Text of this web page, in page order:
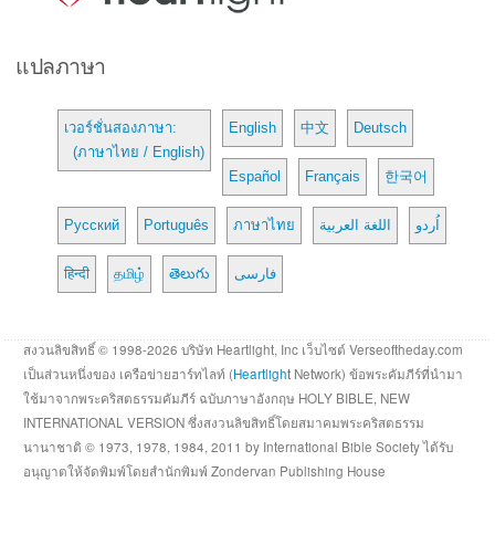
แปลภาษา
เวอร์ชั่นสองภาษา:
(ภาษาไทย / English)
English 中文 Deutsch
Español Français 한국어
Русский Português ภาษาไทย اللغة العربية اُردو
हिन्दी தமிழ் తెలుగు فارسی
สงวนลิขสิทธิ์ © 1998-2026 บริษัท Heartlight, Inc เว็บไซต์ Verseoftheday.com
เป็นส่วนหนึ่งของ เครือข่ายฮาร์ทไลท์ (Heartlight Network) ข้อพระคัมภีร์ที่นำมา
ใช้มาจากพระคริสตธรรมคัมภีร์ ฉบับภาษาอังกฤษ HOLY BIBLE, NEW
INTERNATIONAL VERSION ซึ่งสงวนลิขสิทธิ์โดยสมาคมพระคริสตธรรม
นานาชาติ © 1973, 1978, 1984, 2011 by International Bible Society ได้รับ
อนุญาตให้จัดพิมพ์โดยสำนักพิมพ์ Zondervan Publishing House